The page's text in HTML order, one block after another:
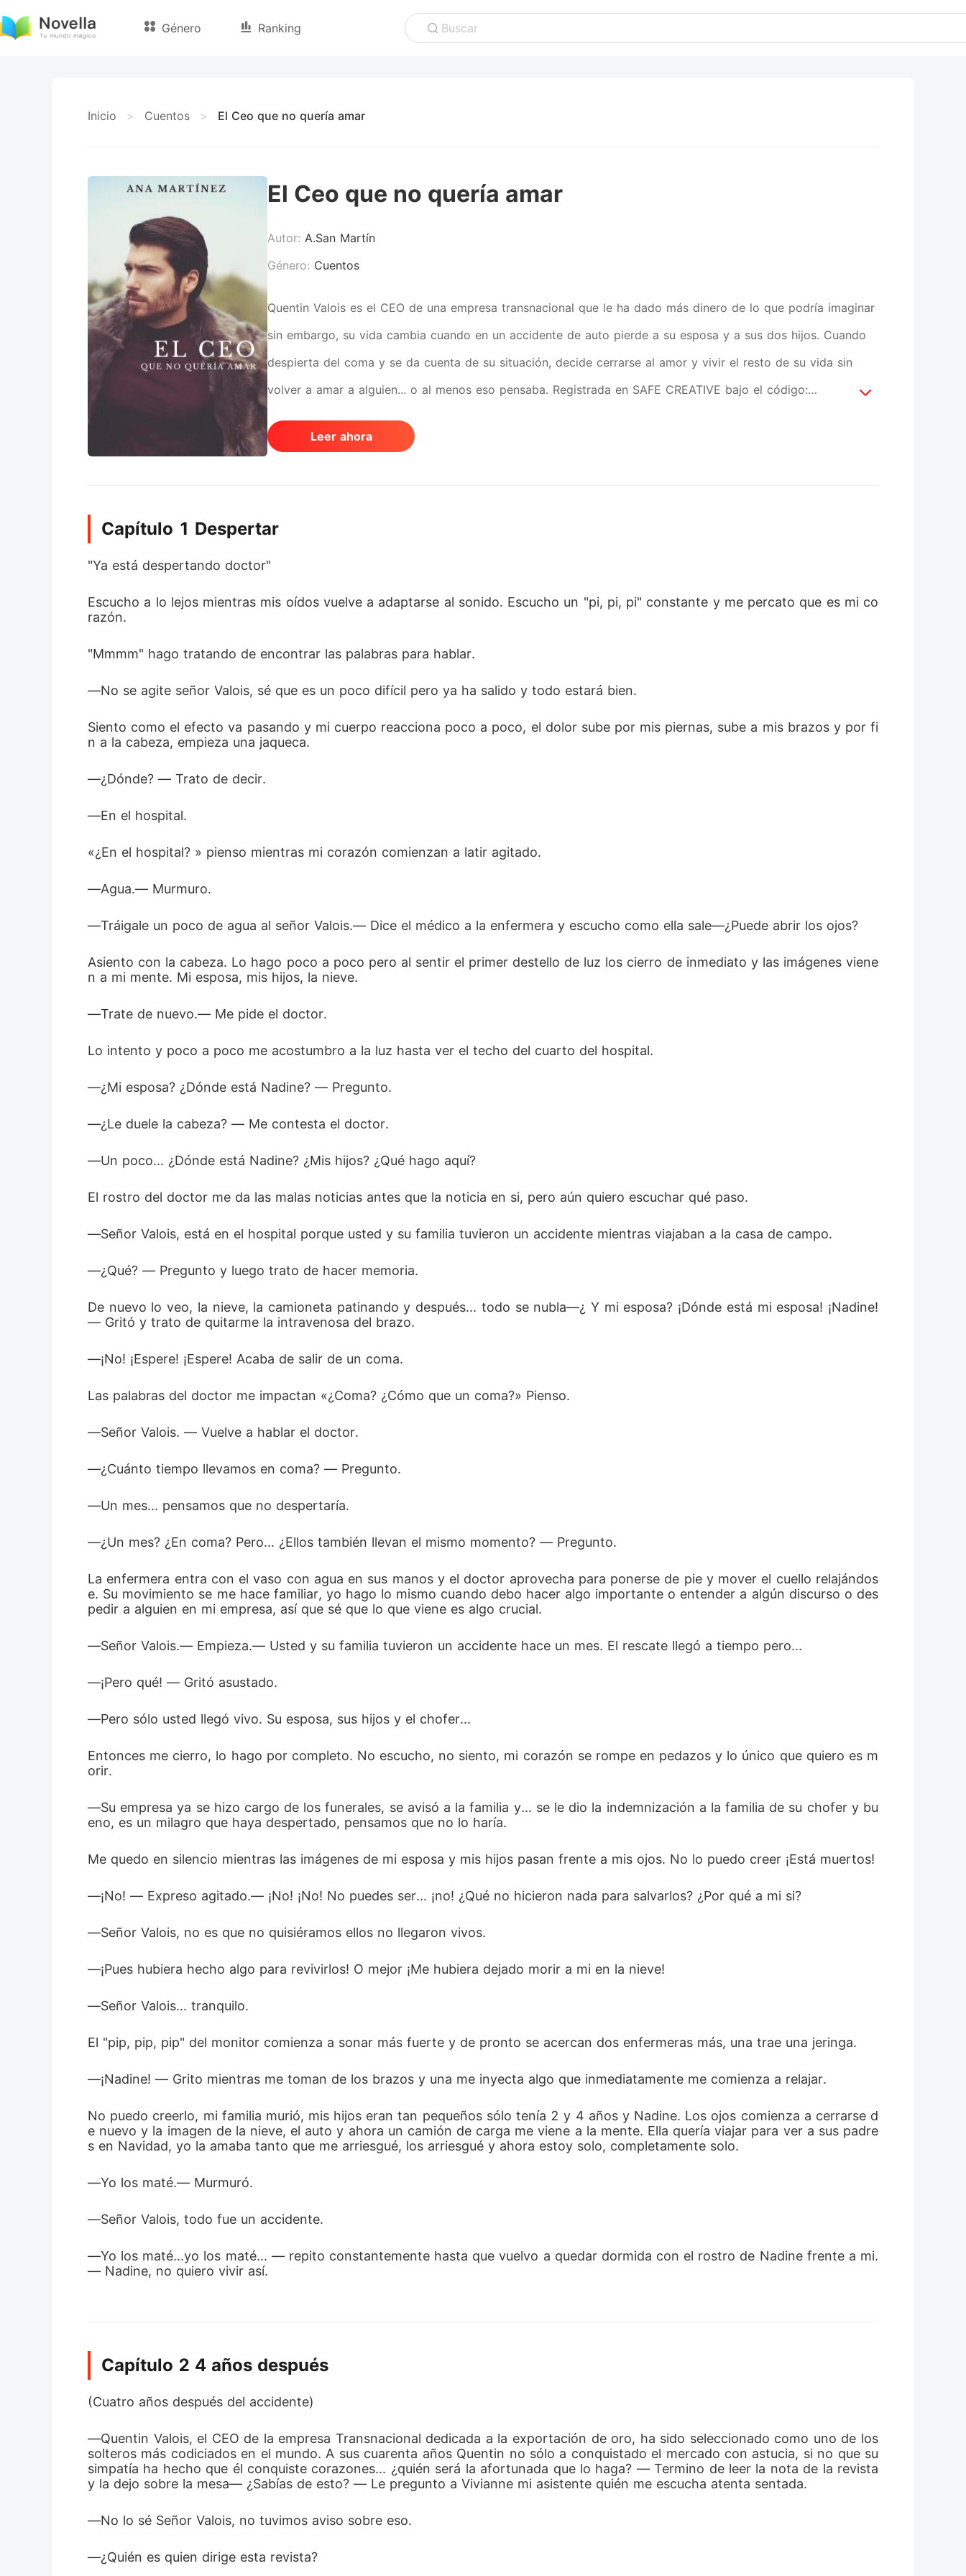
Género Ranking Buscar
Inicio > Cuentos > El Ceo que no quería amar
El Ceo que no quería amar
Autor: A.San Martín
Género: Cuentos
Quentin Valois es el CEO de una empresa transnacional que le ha dado más dinero de lo que podría imaginar
sin embargo, su vida cambia cuando en un accidente de auto pierde a su esposa y a sus dos hijos. Cuando
despierta del coma y se da cuenta de su situación, decide cerrarse al amor y vivir el resto de su vida sin
volver a amar a alguien... o al menos eso pensaba. Registrada en SAFE CREATIVE bajo el código:
2101016477027
Leer ahora
Capítulo 1 Despertar
"Ya está despertando doctor"
Escucho a lo lejos mientras mis oídos vuelve a adaptarse al sonido. Escucho un "pi, pi, pi" constante y me percato que es mi co
razón.
"Mmmm" hago tratando de encontrar las palabras para hablar.
―No se agite señor Valois, sé que es un poco difícil pero ya ha salido y todo estará bien.
Siento como el efecto va pasando y mi cuerpo reacciona poco a poco, el dolor sube por mis piernas, sube a mis brazos y por fi
n a la cabeza, empieza una jaqueca.
―¿Dónde? ― Trato de decir.
―En el hospital.
«¿En el hospital? » pienso mientras mi corazón comienzan a latir agitado.
―Agua.― Murmuro.
―Tráigale un poco de agua al señor Valois.― Dice el médico a la enfermera y escucho como ella sale―¿Puede abrir los ojos?
Asiento con la cabeza. Lo hago poco a poco pero al sentir el primer destello de luz los cierro de inmediato y las imágenes viene
n a mi mente. Mi esposa, mis hijos, la nieve.
―Trate de nuevo.― Me pide el doctor.
Lo intento y poco a poco me acostumbro a la luz hasta ver el techo del cuarto del hospital.
―¿Mi esposa? ¿Dónde está Nadine? ― Pregunto.
―¿Le duele la cabeza? ― Me contesta el doctor.
―Un poco... ¿Dónde está Nadine? ¿Mis hijos? ¿Qué hago aquí?
El rostro del doctor me da las malas noticias antes que la noticia en si, pero aún quiero escuchar qué paso.
―Señor Valois, está en el hospital porque usted y su familia tuvieron un accidente mientras viajaban a la casa de campo.
―¿Qué? ― Pregunto y luego trato de hacer memoria.
De nuevo lo veo, la nieve, la camioneta patinando y después... todo se nubla―¿ Y mi esposa? ¡Dónde está mi esposa! ¡Nadine!
― Gritó y trato de quitarme la intravenosa del brazo.
―¡No! ¡Espere! ¡Espere! Acaba de salir de un coma.
Las palabras del doctor me impactan «¿Coma? ¿Cómo que un coma?» Pienso.
―Señor Valois. ― Vuelve a hablar el doctor.
―¿Cuánto tiempo llevamos en coma? ― Pregunto.
―Un mes... pensamos que no despertaría.
―¿Un mes? ¿En coma? Pero... ¿Ellos también llevan el mismo momento? ― Pregunto.
La enfermera entra con el vaso con agua en sus manos y el doctor aprovecha para ponerse de pie y mover el cuello relajándos
e. Su movimiento se me hace familiar, yo hago lo mismo cuando debo hacer algo importante o entender a algún discurso o des
pedir a alguien en mi empresa, así que sé que lo que viene es algo crucial.
―Señor Valois.― Empieza.― Usted y su familia tuvieron un accidente hace un mes. El rescate llegó a tiempo pero...
―¡Pero qué! ― Gritó asustado.
―Pero sólo usted llegó vivo. Su esposa, sus hijos y el chofer...
Entonces me cierro, lo hago por completo. No escucho, no siento, mi corazón se rompe en pedazos y lo único que quiero es m
orir.
―Su empresa ya se hizo cargo de los funerales, se avisó a la familia y... se le dio la indemnización a la familia de su chofer y bu
eno, es un milagro que haya despertado, pensamos que no lo haría.
―¡No! ― Expreso agitado.― ¡No! ¡No! No puedes ser... ¡no! ¿Qué no hicieron nada para salvarlos? ¿Por qué a mi si?
―Señor Valois, no es que no quisiéramos ellos no llegaron vivos.
―¡Pues hubiera hecho algo para revivirlos! O mejor ¡Me hubiera dejado morir a mi en la nieve!
―Señor Valois... tranquilo.
El "pip, pip, pip" del monitor comienza a sonar más fuerte y de pronto se acercan dos enfermeras más, una trae una jeringa.
―¡Nadine! ― Grito mientras me toman de los brazos y una me inyecta algo que inmediatamente me comienza a relajar.
No puedo creerlo, mi familia murió, mis hijos eran tan pequeños sólo tenía 2 y 4 años y Nadine. Los ojos comienza a cerrarse d
e nuevo y la imagen de la nieve, el auto y ahora un camión de carga me viene a la mente. Ella quería viajar para ver a sus padre
s en Navidad, yo la amaba tanto que me arriesgué, los arriesgué y ahora estoy solo, completamente solo.
―Yo los maté.― Murmuró.
―Señor Valois, todo fue un accidente.
―Yo los maté...yo los maté... ― repito constantemente hasta que vuelvo a quedar dormida con el rostro de Nadine frente a mi.
― Nadine, no quiero vivir así.
Capítulo 2 4 años después
(Cuatro años después del accidente)
―Quentin Valois, el CEO de la empresa Transnacional dedicada a la exportación de oro, ha sido seleccionado como uno de los
solteros más codiciados en el mundo. A sus cuarenta años Quentin no sólo a conquistado el mercado con astucia, si no que su
simpatía ha hecho que él conquiste corazones... ¿quién será la afortunada que lo haga? ― Termino de leer la nota de la revista
y la dejo sobre la mesa― ¿Sabías de esto? ― Le pregunto a Vivianne mi asistente quién me escucha atenta sentada.
―No lo sé Señor Valois, no tuvimos aviso sobre eso.
―¿Quién es quien dirige esta revista?